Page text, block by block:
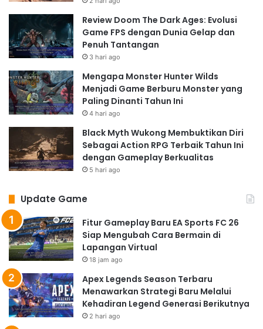
Review Doom The Dark Ages: Evolusi
Game FPS dengan Dunia Gelap dan
Penuh Tantangan
3 hari ago
Mengapa Monster Hunter Wilds
Menjadi Game Berburu Monster yang
Paling Dinanti Tahun Ini
4 hari ago
Black Myth Wukong Membuktikan Diri
Sebagai Action RPG Terbaik Tahun Ini
dengan Gameplay Berkualitas
5 hari ago
Update Game
Fitur Gameplay Baru EA Sports FC 26
Siap Mengubah Cara Bermain di
Lapangan Virtual
18 jam ago
Apex Legends Season Terbaru
Menawarkan Strategi Baru Melalui
Kehadiran Legend Generasi Berikutnya
2 hari ago